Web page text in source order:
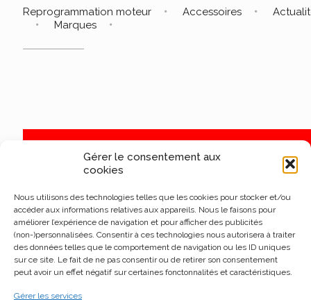
Gérer le consentement aux
cookies
Nous utilisons des technologies telles que les cookies pour stocker et/ou
accéder aux informations relatives aux appareils. Nous le faisons pour
améliorer l’expérience de navigation et pour afficher des publicités
(non-)personnalisées. Consentir à ces technologies nous autorisera à traiter
des données telles que le comportement de navigation ou les ID uniques
sur ce site. Le fait de ne pas consentir ou de retirer son consentement
peut avoir un effet négatif sur certaines fonctonnalités et caractéristiques.
Gérer les services
Reprogrammation moteur Accessoires
Marques